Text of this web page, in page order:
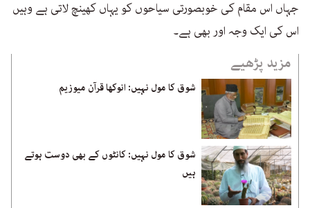
جہاں اس مقام کی خوبصورتی سیاحوں کو یہاں کھینچ لاتی ہے وہیں
اس کی ایک وجہ اور بھی ہے۔
مزید پڑھیے
شوق کا مول نہیں: انوکھا قرآن میوزیم
شوق کا مول نہیں: کانٹوں کے بھی دوست ہوتے
ہیں